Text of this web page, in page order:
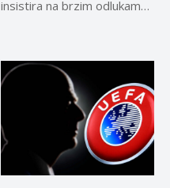
insistira na brzim odlukama